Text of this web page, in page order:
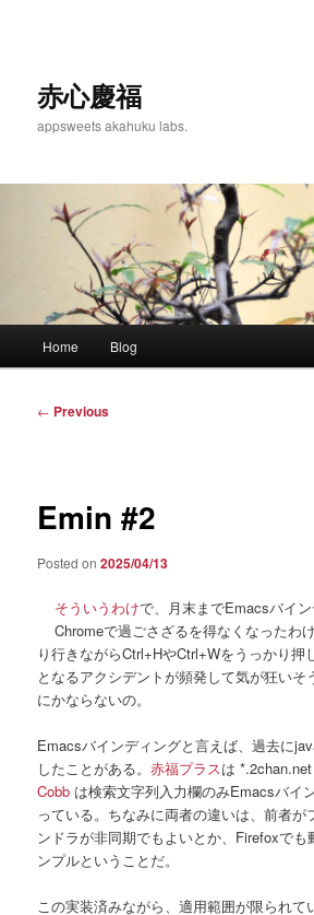
赤心慶福
appsweets akahuku labs.
Home Blog
Post
← Previous
Emin #2
Posted on2025/04/13
そういうわけで、月末までEmacsバイ
Chromeで過ごさざるを得なくなったわ
り行きながらCtrl+HやCtrl+Wをうっかり押
となるアクシデントが頻発して気が狂いそ
にかならないの。
Emacsバインディングと言えば、過去に
したことがある。赤福プラスは
Cobb は検索文字列入力欄のみEmacsバイ
っている。ちなみに両者の違いは、前者が
ンドラが非同期でもよいとか、Firefoxでも
ンプルということだ。
この実装済みながら、適用範囲が限られて